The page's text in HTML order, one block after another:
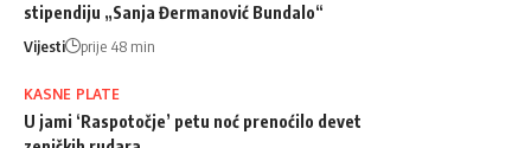
stipendiju „Sanja Đermanović Bundalo“
Vijesti prije 48 min
KASNE PLATE
U jami ‘Raspotočje’ petu noć prenoćilo devet